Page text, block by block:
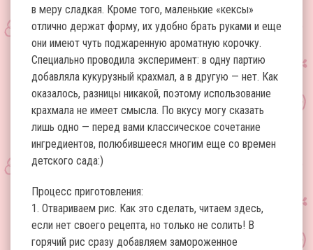
в меру сладкая. Кроме того, маленькие «кексы»
отлично держат форму, их удобно брать руками и еще
они имеют чуть поджаренную ароматную корочку.
Специально проводила эксперимент: в одну партию
добавляла кукурузный крахмал, а в другую — нет. Как
оказалось, разницы никакой, поэтому использование
крахмала не имеет смысла. По вкусу могу сказать
лишь одно — перед вами классическое сочетание
ингредиентов, полюбившееся многим еще со времен
детского сада:)
Процесс приготовления:
1. Отвариваем рис. Как это сделать, читаем здесь,
если нет своего рецепта, но только не солить! В
горячий рис сразу добавляем замороженное